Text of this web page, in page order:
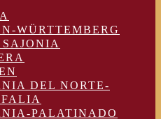
WÜRTTEMBERG
DEL NORTE-
PALATINADO